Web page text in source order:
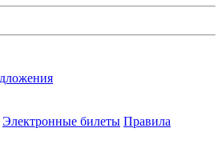
Электронные билеты Правила